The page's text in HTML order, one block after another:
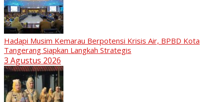
Hadapi Musim Kemarau Berpotensi Krisis Air, BPBD Kota
Tangerang Siapkan Langkah Strategis
3 Agustus 2026